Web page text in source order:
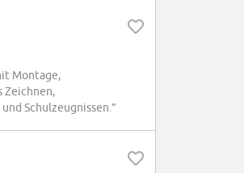
Montage,
Zeichnen,
Schulzeugnissen.”